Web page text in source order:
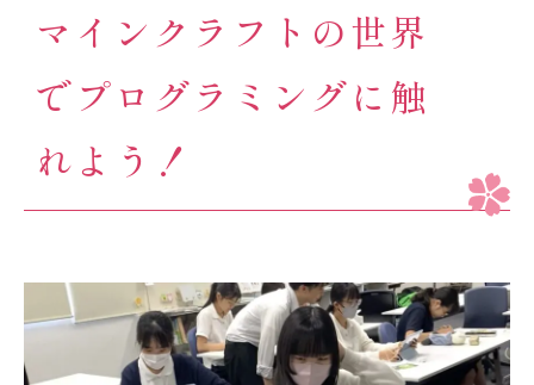
受験生の方へ 卒業生の方へ
保護者の方へ
採用情報 精華小学校
マインクラフトの世界
でプログラミングに触
れよう！